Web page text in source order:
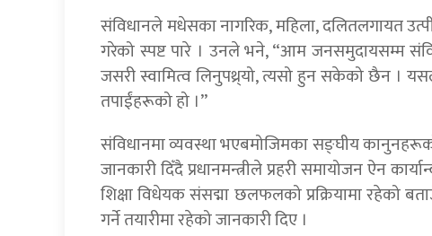
संविधानले मधेसका नागरिक, महिला, दलितलगायत
गरेको स्पष्ट पारे । उनले भने, “आम जनसमुदायसम्म
जसरी स्वामित्व लिनुपथ्र्यो, त्यसो हुन सकेको छैन ।
तपाईंहरूको हो ।”
संविधानमा व्यवस्था भएबमोजिमका सङ्घीय
जानकारी दिँदै प्रधानमन्त्रीले प्रहरी समायोजन ऐन
शिक्षा विधेयक संसद्मा छलफलको प्रक्रियामा रहेको
गर्ने तयारीमा रहेको जानकारी दिए ।